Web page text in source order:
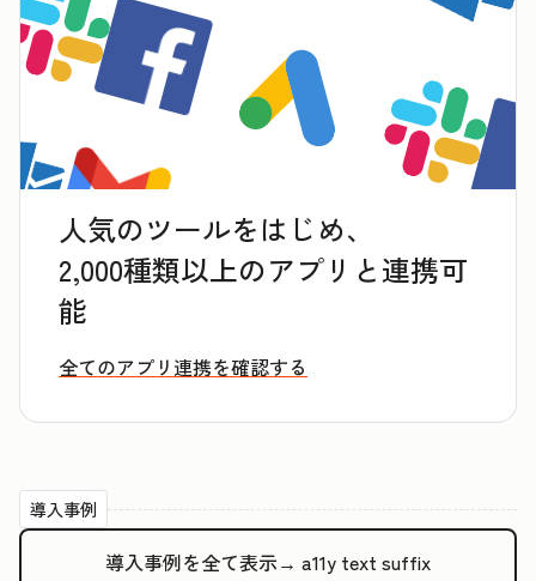
人気のツールをはじめ、
2,000種類以上のアプリと連携可
能
全てのアプリ連携を確認する
導入事例
導入事例を全て表示→ a11y text suffix